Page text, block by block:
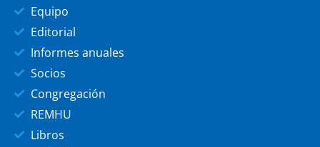
Equipo
Editorial
Informes anuales
Socios
Congregación
REMHU
Libros